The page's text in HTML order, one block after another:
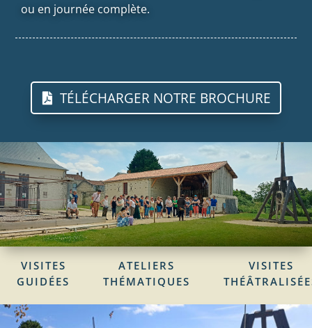
ou en journée complète.
TÉLÉCHARGER NOTRE BROCHURE
VISITES
GUIDÉES
ATELIERS
THÉMATIQUES
VISITES